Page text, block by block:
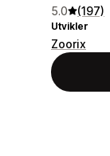
5.0 (197)
Utvikler
Zoorix